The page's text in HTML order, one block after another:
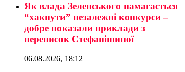
Як влада Зеленського намагається
“хакнути” незалежні конкурси –
добре показали приклади з
переписок Стефанішиної
06.08.2026, 18:12